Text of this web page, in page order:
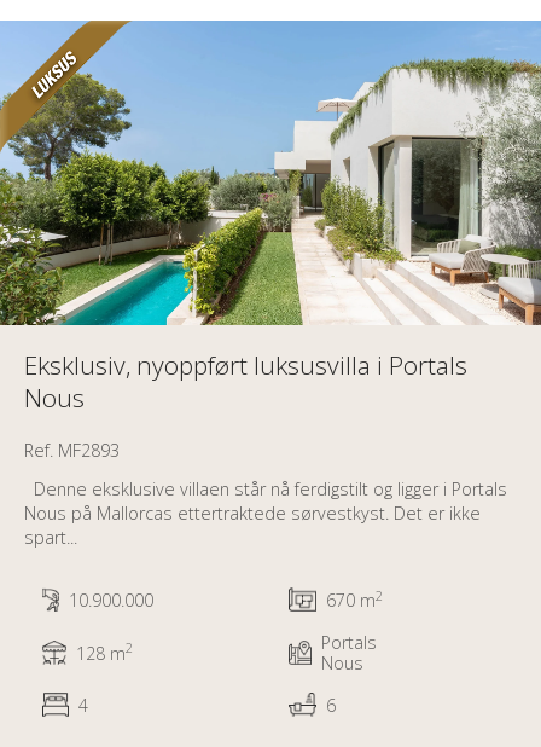
Eksklusiv, nyoppført luksusvilla i Portals
Nous
Ref. MF2893
Denne eksklusive villaen står nå ferdigstilt og ligger i Portals
Nous på Mallorcas ettertraktede sørvestkyst. Det er ikke
spart...
10.900.000 670 m2
128 m2
Portals
Nous
4
6